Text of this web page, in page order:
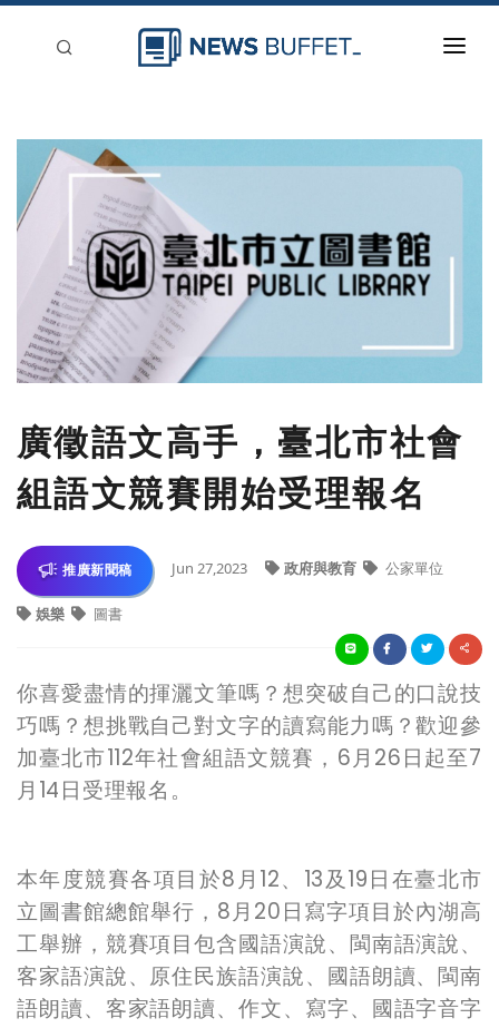
新聞稿分類
刊登
廣徵語文高手，臺北市社會
組語文競賽開始受理報名
推廣新聞稿 Jun 27,2023 政府與教育 公家單位
娛樂 圖書
你喜愛盡情的揮灑文筆嗎？想突破自己的口說技
巧嗎？想挑戰自己對文字的讀寫能力嗎？歡迎參
加臺北市112年社會組語文競賽，6月26日起至7
月14日受理報名。
本年度競賽各項目於8月12、13及19日在臺北市
立圖書館總館舉行，8月20日寫字項目於內湖高
工舉辦，競賽項目包含國語演說、閩南語演說、
客家語演說、原住民族語演說、國語朗讀、閩南
語朗讀、客家語朗讀、作文、寫字、國語字音字